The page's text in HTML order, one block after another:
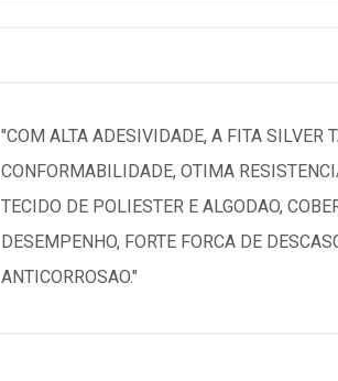
"COM ALTA ADESIVIDADE, A FITA SILVER
CONFORMABILIDADE, OTIMA
TECIDO DE POLIESTER E ALGODAO,
DESEMPENHO, FORTE FORCA DE
ANTICORROSAO."